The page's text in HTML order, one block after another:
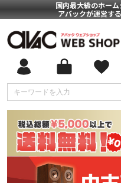
国内最大級のホー
アバックが運営す